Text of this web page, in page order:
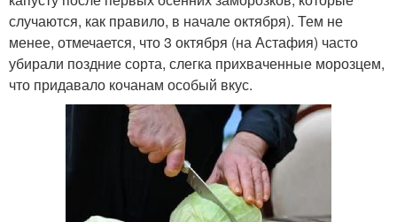
случаются, как правило, в начале октября). Тем не
менее, отмечается, что 3 октября (на Астафия) часто
убирали поздние сорта, слегка прихваченные морозцем,
что придавало кочанам особый вкус.